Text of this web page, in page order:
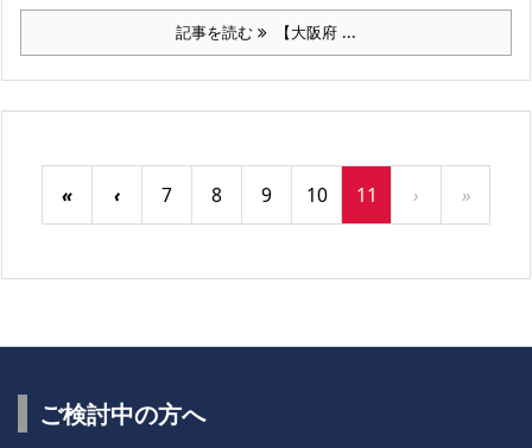
記事を読む 【大阪府 ...
« ‹ 7 8 9 10 11 › »
ご検討中の方へ